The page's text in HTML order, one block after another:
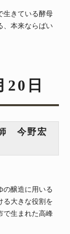
生きている酵母
、本来ならばい
日
師 今野宏
醸造に用いる
る大きな役割を
で生まれた高峰